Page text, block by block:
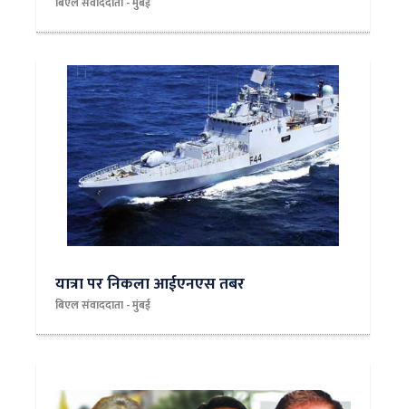
यात्रा पर निकला आईएनएस तबर
बिएल संवाददाता - मुंबई